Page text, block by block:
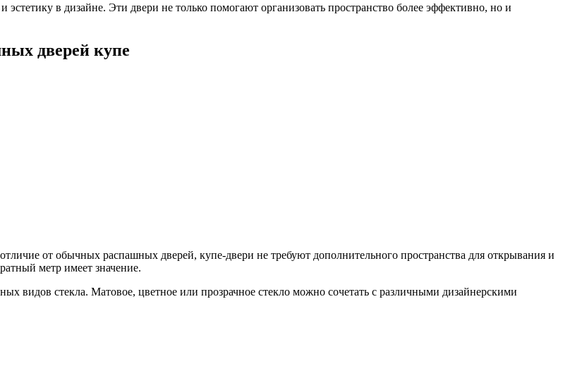
в дизайне. Эти двери не только помогают организовать пространство более эффективно, но и
дверей купе
от обычных распашных дверей, купе-двери не требуют дополнительного пространства для открывания и
метр имеет значение.
видов стекла. Матовое, цветное или прозрачное стекло можно сочетать с различными дизайнерскими